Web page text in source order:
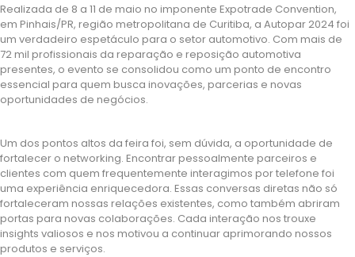
Realizada de 8 a 11 de maio no imponente Expotrade Convention,
em Pinhais/PR, região metropolitana de Curitiba, a Autopar 2024 foi
um verdadeiro espetáculo para o setor automotivo. Com mais de
72 mil profissionais da reparação e reposição automotiva
presentes, o evento se consolidou como um ponto de encontro
essencial para quem busca inovações, parcerias e novas
oportunidades de negócios.
Um dos pontos altos da feira foi, sem dúvida, a oportunidade de
fortalecer o networking. Encontrar pessoalmente parceiros e
clientes com quem frequentemente interagimos por telefone foi
uma experiência enriquecedora. Essas conversas diretas não só
fortaleceram nossas relações existentes, como também abriram
portas para novas colaborações. Cada interação nos trouxe
insights valiosos e nos motivou a continuar aprimorando nossos
produtos e serviços.